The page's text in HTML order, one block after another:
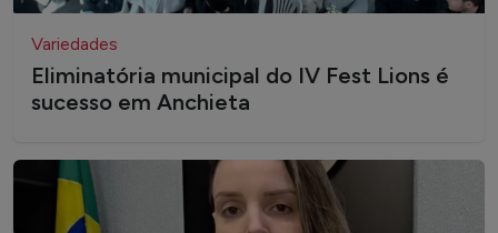
Variedades
Eliminatória municipal do IV Fest Lions é
sucesso em Anchieta